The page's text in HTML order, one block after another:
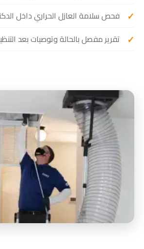
فحص سلامة العازل الحراري داخل
تقرير مفصل بالحالة وتوصيات بعد